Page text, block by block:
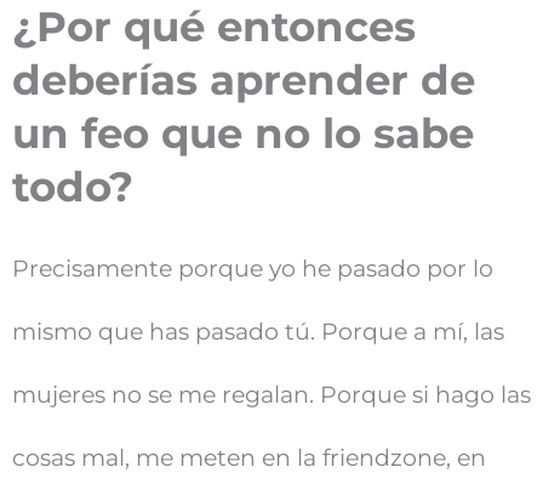
¿Por qué entonces
deberías aprender de
un feo que no lo sabe
todo?
Precisamente porque yo he pasado por lo
mismo que has pasado tú. Porque a mí, las
mujeres no se me regalan. Porque si hago las
cosas mal, me meten en la friendzone, en